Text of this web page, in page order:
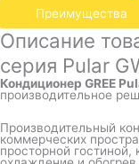
Преимущества
Описание
серия Pular
Кондиционер GREE
производительное
Производительный
коммерческих
просторной